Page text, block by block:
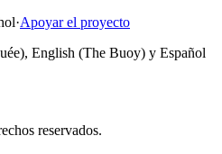
·Apoyar el proyecto
English (The Buoy) y Español
reservados.